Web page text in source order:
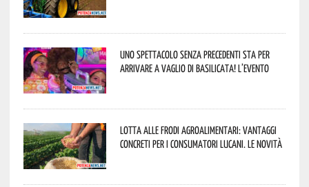
Uno spettacolo senza precedenti sta per
arrivare a Vaglio di Basilicata! L’evento
Lotta alle frodi agroalimentari: vantaggi
concreti per i consumatori lucani. Le novità